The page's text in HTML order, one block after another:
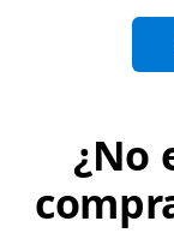
¿No